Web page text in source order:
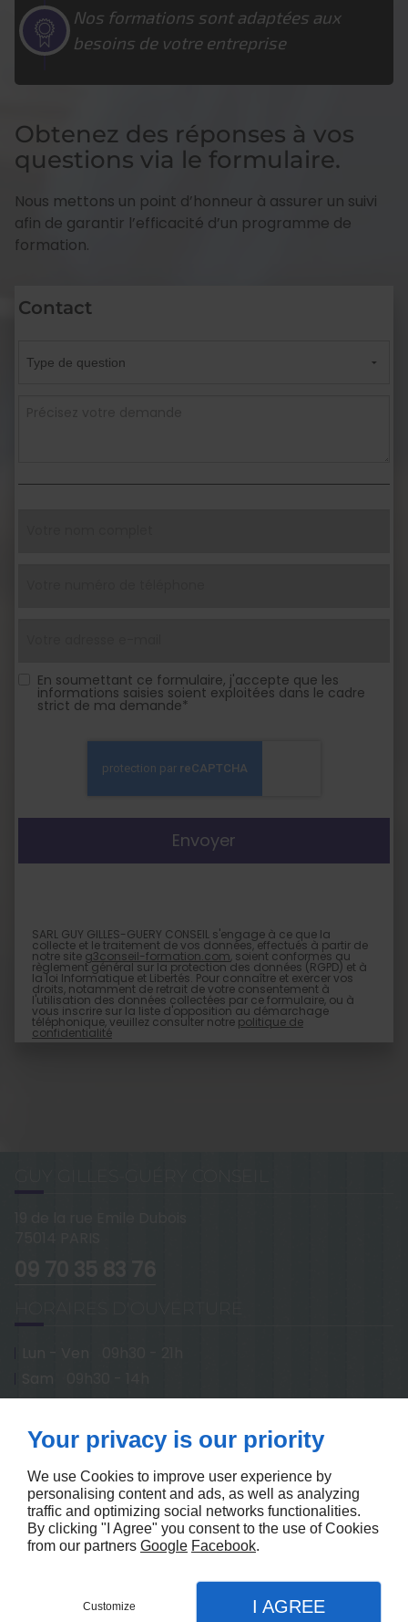
Nos formations sont adaptées aux
besoins de votre entreprise
Obtenez des réponses à vos
questions via le formulaire.
Nous mettons un point d’honneur à assurer un suivi
afin de garantir l’efficacité d’un programme de
formation.
Contact
En soumettant ce formulaire, j'accepte que les
informations saisies soient exploitées dans le cadre
strict de ma demande*
SARL GUY GILLES-GUERY CONSEIL s'engage à ce que la
collecte et le traitement de vos données, effectués à partir de
notre site g3conseil-formation.com, soient conformes au
règlement général sur la protection des données (RGPD) et à
la loi Informatique et Libertés. Pour connaître et exercer vos
droits, notamment de retrait de votre consentement à
l'utilisation des données collectées par ce formulaire, ou à
vous inscrire sur la liste d'opposition au démarchage
téléphonique, veuillez consulter notre politique de
confidentialité
Contactez-nous
Mentions légales
SUIVEZ NOUS
Your privacy is our priority
We use Cookies to improve user experience by
personalising content and ads, as well as analyzing
traffic and optimizing social networks functionalities.
By clicking "I Agree" you consent to the use of Cookies
from our partners Google Facebook.
Customize I AGREE